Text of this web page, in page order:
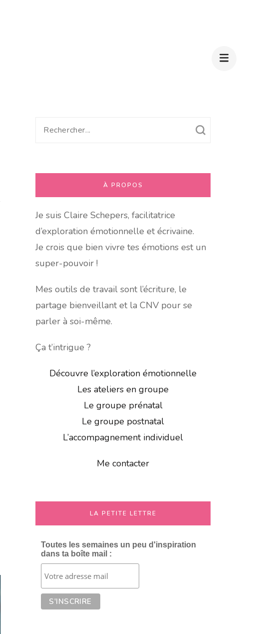
Recherche
À PROPOS
Je suis Claire Schepers, facilitatrice
d’exploration émotionnelle et écrivaine.
Je crois que bien vivre tes émotions est un
super-pouvoir !
Mes outils de travail sont l’écriture, le
partage bienveillant et la CNV pour se
parler à soi-même.
Ça t’intrigue ?
Découvre l’exploration émotionnelle
Les ateliers en groupe
Le groupe prénatal
Le groupe postnatal
L’accompagnement individuel
Me contacter
LA PETITE LETTRE
Toutes les semaines un peu d'inspiration
dans ta boîte mail :